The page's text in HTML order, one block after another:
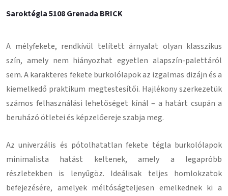
Saroktégla 5108 Grenada BRICK
A mélyfekete, rendkívül telített árnyalat olyan klasszikus
szín, amely nem hiányozhat egyetlen alapszín-palettáról
sem. A karakteres fekete burkolólapok az izgalmas dizájn és a
kiemelkedő praktikum megtestesítői. Hajlékony szerkezetük
számos felhasználási lehetőséget kínál – a határt csupán a
beruházó ötletei és képzelőereje szabja meg.
Az univerzális és pótolhatatlan fekete tégla burkolólapok
minimalista hatást keltenek, amely a legapróbb
részletekben is lenyűgöz. Ideálisak teljes homlokzatok
befejezésére, amelyek méltóságteljesen emelkednek ki a